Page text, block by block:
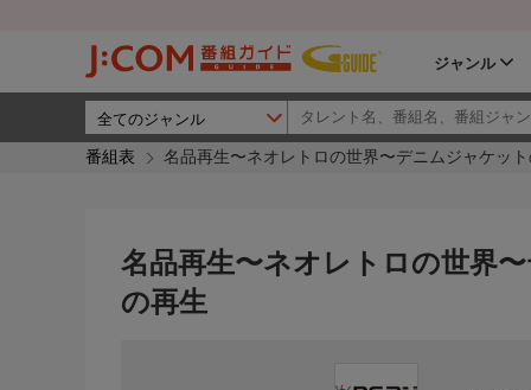
ジャンル
番組表 名品再生〜ネオレトロの世界〜デニムジャケット
名品再生〜ネオレトロの世界
の再生